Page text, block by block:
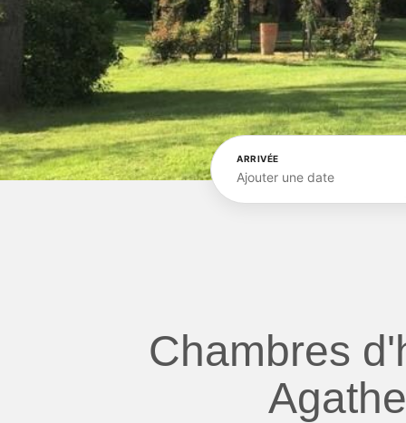
ARRIVÉE
Ajouter une date
Chambres